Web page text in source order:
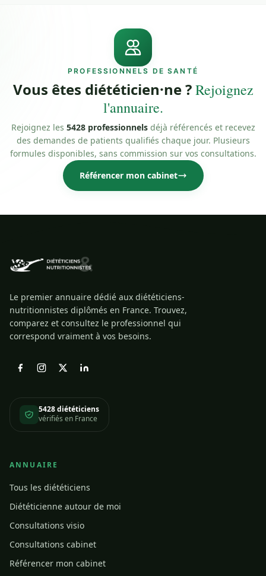
PROFESSIONNELS DE SANTÉ
Vous êtes diététicien·ne ?Rejoignez
l'annuaire.
Rejoignez les 5428 professionnelsdéjà référencés et recevez
des demandes de patients qualifiés chaque jour. Plusieurs
formules disponibles, sans commission sur vos consultations.
Référencer mon cabinet
Le premier annuaire dédié aux diététiciens-
nutritionnistes diplômés en France. Trouvez,
comparez et consultez le professionnel qui
correspond vraiment à vos besoins.
5428 diététiciens
vérifiés en France
ANNUAIRE
Tous les diététiciens
Diététicienne autour de moi
Consultations visio
Consultations cabinet
Référencer mon cabinet